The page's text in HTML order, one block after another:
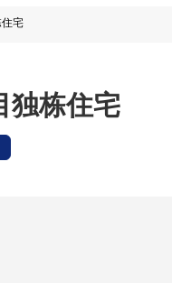
宅
独栋住宅